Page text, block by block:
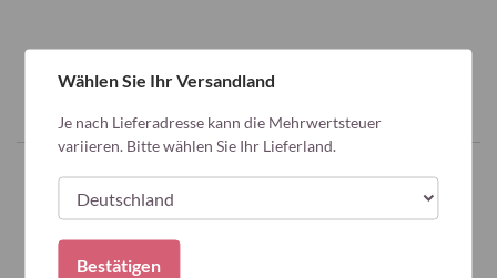
Warum Bariatric Advantage wählen?
Wählen Sie Ihr Versandland
Je nach Lieferadresse kann die Mehrwertsteuer
variieren. Bitte wählen Sie Ihr Lieferland.
Bestätigen